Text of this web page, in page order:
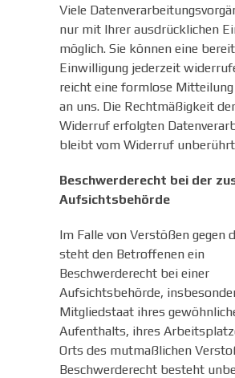
Viele
nur mit Ihrer ausdrücklichen
möglich. Sie können eine
Einwilligung jederzeit
reicht eine formlose
an uns. Die Rechtmäßigkeit
Widerruf erfolgten
bleibt vom Widerruf
Beschwerderecht bei der
Aufsichtsbehörde
Im Falle von Verstößen gegen
steht den Betroffenen ein
Beschwerderecht bei einer
Aufsichtsbehörde,
Mitgliedstaat ihres
Aufenthalts, ihres
Orts des mutmaßlichen
Beschwerderecht besteht